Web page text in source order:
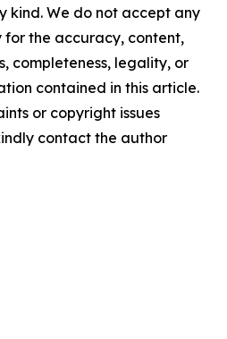
kind. We do not accept any
for the accuracy, content,
completeness, legality, or
contained in this article.
or copyright issues
contact the author